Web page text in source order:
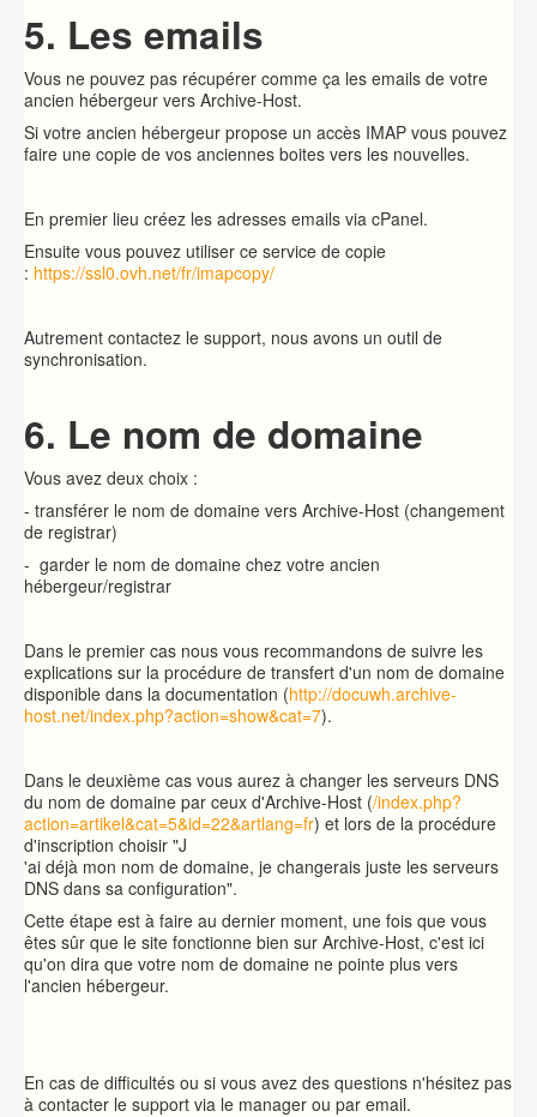
5. Les emails
Vous ne pouvez pas récupérer comme ça les emails de votre
ancien hébergeur vers Archive-Host.
Si votre ancien hébergeur propose un accès IMAP vous pouvez
faire une copie de vos anciennes boites vers les nouvelles.
En premier lieu créez les adresses emails via cPanel.
Ensuite vous pouvez utiliser ce service de copie
: https://ssl0.ovh.net/fr/imapcopy/
Autrement contactez le support, nous avons un outil de
synchronisation.
6. Le nom de domaine
Vous avez deux choix :
- transférer le nom de domaine vers Archive-Host (changement
de registrar)
- garder le nom de domaine chez votre ancien
hébergeur/registrar
Dans le premier cas nous vous recommandons de suivre les
explications sur la procédure de transfert d'un nom de domaine
disponible dans la documentation (http://docuwh.archive-
host.net/index.php?action=show&cat=7).
Dans le deuxième cas vous aurez à changer les serveurs DNS
du nom de domaine par ceux d'Archive-Host (/index.php?
action=artikel&cat=5&id=22&artlang=fr) et lors de la procédure
d'inscription choisir "J
'ai déjà mon nom de domaine, je changerais juste les serveurs
DNS dans sa configuration".
Cette étape est à faire au dernier moment, une fois que vous
êtes sûr que le site fonctionne bien sur Archive-Host, c'est ici
qu'on dira que votre nom de domaine ne pointe plus vers
l'ancien hébergeur.
En cas de difficultés ou si vous avez des questions n'hésitez pas
à contacter le support via le manager ou par email.